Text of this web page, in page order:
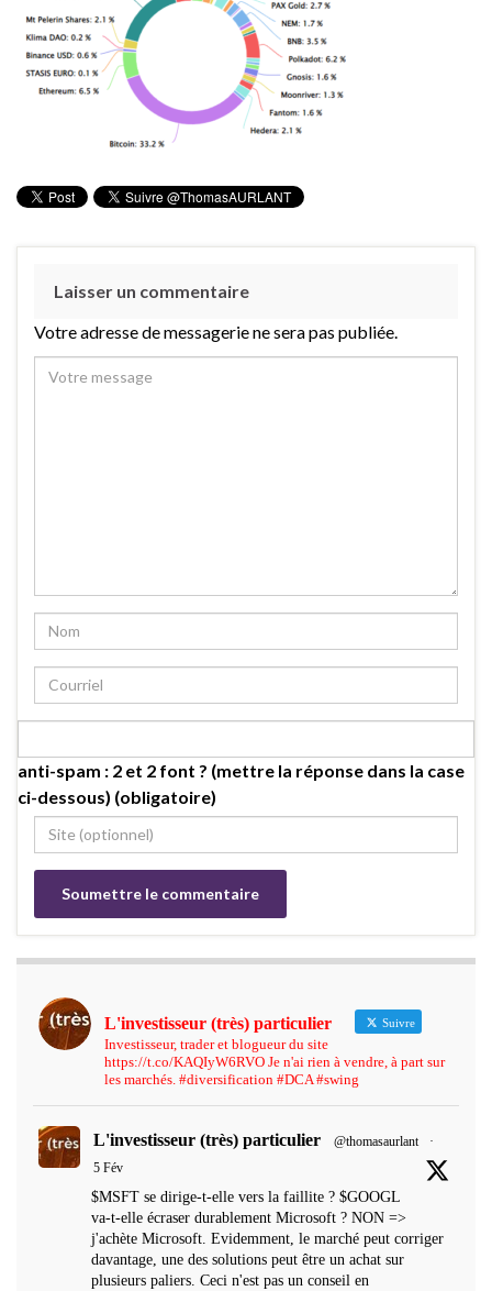
Laisser un commentaire
Votre adresse de messagerie ne sera pas publiée.
anti-spam : 2 et 2 font ? (mettre la réponse dans la case
ci-dessous) (obligatoire)
L'investisseur (très) particulier Suivre
Investisseur, trader et blogueur du site
https://t.co/KAQIyW6RVO Je n'ai rien à vendre, à part sur
les marchés. #diversification #DCA #swing
L'investisseur (très) particulier @thomasaurlant
·
5 Fév
$MSFT se dirige-t-elle vers la faillite ? $GOOGL
va-t-elle écraser durablement Microsoft ? NON =>
j'achète Microsoft. Evidemment, le marché peut corriger
davantage, une des solutions peut être un achat sur
plusieurs paliers. Ceci n'est pas un conseil en